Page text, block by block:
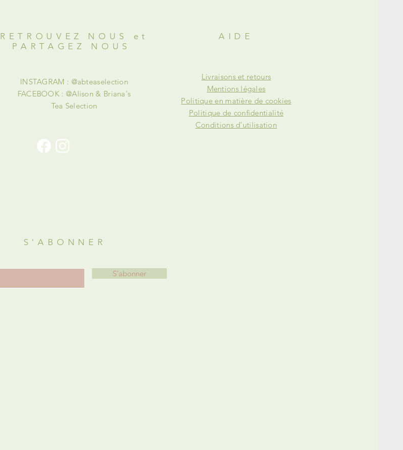
RETROUVEZ NOUS et
PARTAGEZ NOUS
INSTAGRAM : @abteaselection
FACEBOOK : @Alison & Briana's
Tea Selection
AIDE
Livraisons et retours
Mentions légales
Politique en matière de cookies
Politique de confidentialité
Conditions d’utilisation
S'ABONNER
S'abonner